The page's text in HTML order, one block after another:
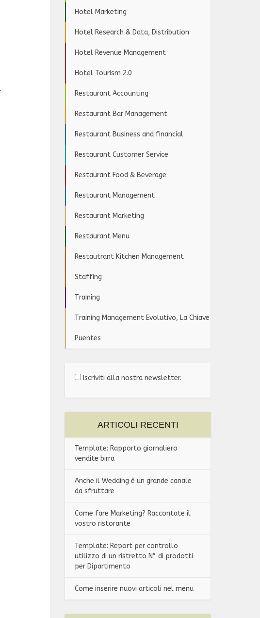
Hotel Marketing
Hotel Research & Data, Distribution
Hotel Revenue Management
Hotel Tourism 2.0
Restaurant Accounting
Restaurant Bar Management
Restaurant Business and financial
Restaurant Customer Service
Restaurant Food & Beverage
Restaurant Management
Restaurant Marketing
Restaurant Menu
Restautrant Kitchen Management
Staffing
Training
Training Management Evolutivo, La Chiave
Puentes
Iscriviti alla nostra newsletter.
ARTICOLI RECENTI
Template: Rapporto giornaliero
vendite birra
Anche il Wedding è un grande canale
da sfruttare
Come fare Marketing? Raccontate il
vostro ristorante
Template: Report per controllo
utilizzo di un ristretto N° di prodotti
per Dipartimento
Come inserire nuovi articoli nel menu